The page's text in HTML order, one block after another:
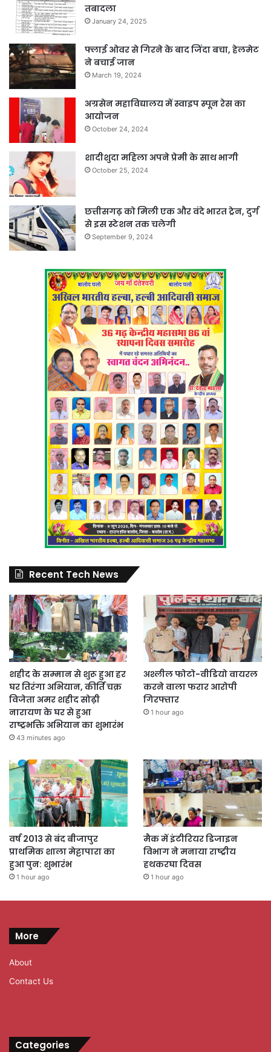
तबादला
January 24, 2025
फ्लाई ओवर से गिरने के बाद जिंदा बचा, हेलमेट
ने बचाई जान
March 19, 2024
अग्रसेन महाविद्यालय में स्वाइप स्पून रेस का
आयोजन
October 24, 2024
शादीशुदा महिला अपने प्रेमी के साथ भागी
October 25, 2024
छत्तीसगढ़ को मिली एक और वंदे भारत ट्रेन, दुर्ग
से इस स्टेशन तक चलेगी
September 9, 2024
Recent Tech News
शहीद के सम्मान से शुरू हुआ हर
घर तिरंगा अभियान, कीर्ति चक्र
विजेता अमर शहीद सोढ़ी
नारायण के घर से हुआ
राष्ट्रभक्ति अभियान का शुभारंभ
43 minutes ago
अश्लील फोटो-वीडियो वायरल
करने वाला फरार आरोपी
गिरफ्तार
1 hour ago
वर्ष 2013 से बंद बीजापुर
प्राथमिक शाला मेट्टापारा का
हुआ पुन: शुभारंभ
1 hour ago
मैक में इंटीरियर डिजाइन
विभाग ने मनाया राष्ट्रीय
हथकरघा दिवस
1 hour ago
More
About
Contact Us
Categories